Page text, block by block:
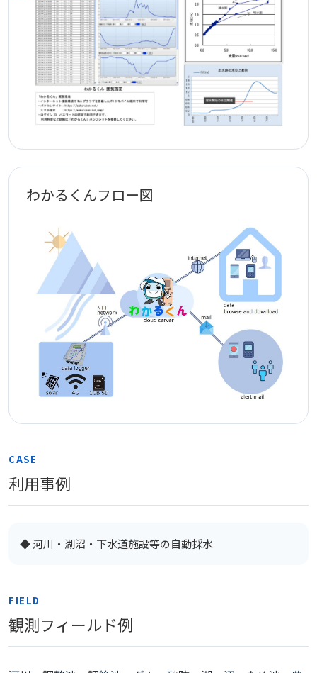
わかるくんフロー図
CASE
利用事例
◆ 河川・湖沼・下水道施設等の自動採水
FIELD
観測フィールド例